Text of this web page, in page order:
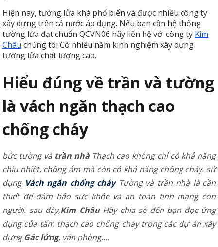
Hiện nay, tường lửa khá phổ biến và được nhiều công ty
xây dựng trên cả nước áp dụng. Nếu bạn cần hệ thống
tường lửa đạt chuẩn QCVN06 hãy liên hệ với công ty Kim
Châu chúng tôi Có nhiều năm kinh nghiệm xây dựng
tường lửa chất lượng cao.
Hiểu đúng về trần và tường
là vách ngăn thạch cao
chống cháy
bức tường và trần nhàThạch cao không chỉ có khả năng
chịu nhiệt, chống ẩm mà còn có khả năng chống cháy. sử
dụng Vách ngăn chống cháyTường và trần nhà là cần
thiết để đảm bảo sức khỏe và an toàn tính mạng con
người. sau đây,Kim Châu Hãy chia sẻ đến bạn đọc ứng
dụng của tấm thạch cao chống cháy trong các dự án xây
dựngGác lửng, văn phòng,…